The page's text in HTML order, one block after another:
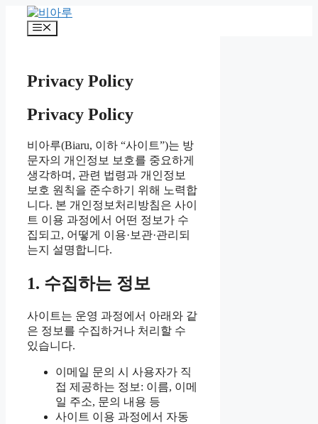
메
Privacy Policy
Privacy Policy
비아루(Biaru, 이하 “사이트”)는 방
문자의 개인정보 보호를 중요하게
생각하며, 관련 법령과 개인정보
보호 원칙을 준수하기 위해 노력합
니다. 본 개인정보처리방침은 사이
트 이용 과정에서 어떤 정보가 수
집되고, 어떻게 이용·보관·관리되
는지 설명합니다.
1. 수집하는 정보
사이트는 운영 과정에서 아래와 같
은 정보를 수집하거나 처리할 수
있습니다.
이메일 문의 시 사용자가 직
접 제공하는 정보: 이름, 이메
일 주소, 문의 내용 등
사이트 이용 과정에서 자동